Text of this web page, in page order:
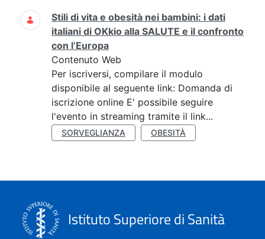
Ricerca
Stili di vita e obesità nei bambini: i dati
italiani di OKkio alla SALUTE e il confronto
con l’Europa
Contenuto Web
Per iscriversi, compilare il modulo
disponibile al seguente link: Domanda di
iscrizione online E' possibile seguire
l'evento in streaming tramite il link...
SORVEGLIANZA OBESITÀ
Istituto Superiore di Sanità